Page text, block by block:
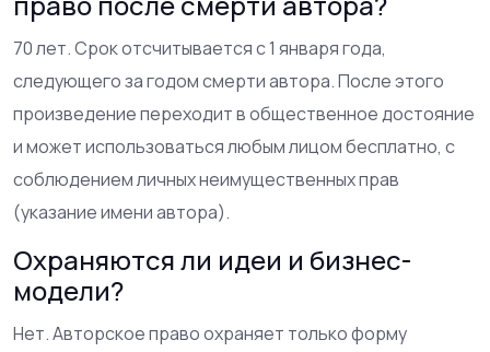
70 лет. Срок отсчитывается с 1 января года,
следующего за годом смерти автора. После этого
произведение переходит в общественное достояние
и может использоваться любым лицом бесплатно, с
соблюдением личных неимущественных прав
(указание имени автора).
Охраняются ли идеи и бизнес-
модели?
Нет. Авторское право охраняет только форму